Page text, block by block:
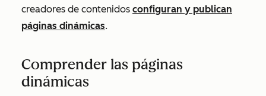
creadores de contenidos configuran y publican
páginas dinámicas.
Comprender las páginas
dinámicas